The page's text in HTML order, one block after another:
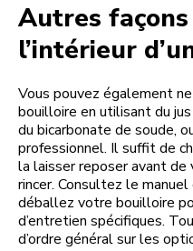
Autres
l’intérieur
Vous pouvez également
bouilloire en utilisant du
du bicarbonate de soude,
professionnel. Il suffit de
la laisser reposer avant
rincer. Consultez le
déballez votre bouilloire
d’entretien spécifiques.
d’ordre général sur les